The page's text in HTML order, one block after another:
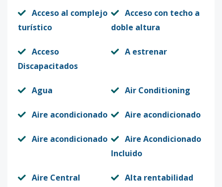
Acceso al complejo
turístico
Acceso con techo a
doble altura
Acceso
Discapacitados
A estrenar
Agua Air Conditioning
Aire acondicionado Aire acondicionado
Aire acondicionado
Aire Acondicionado
Incluido
Aire Central Alta rentabilidad